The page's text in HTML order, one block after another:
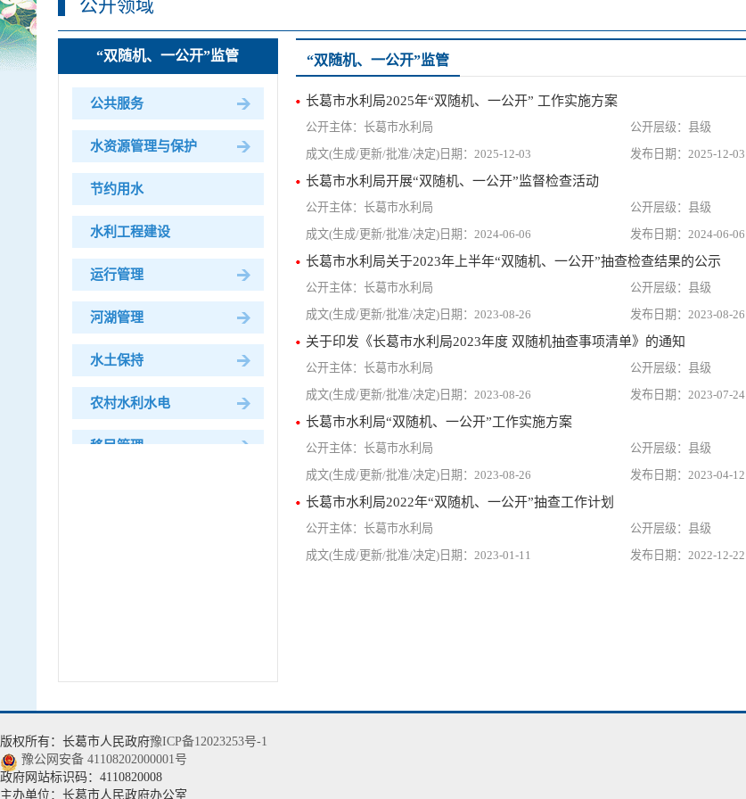
公开领域
“双随机、一公开”监管
公共服务
水资源管理与保护
节约用水
水利工程建设
运行管理
河湖管理
水土保持
农村水利水电
移民管理
水资源调度
“双随机、一公开”监管
长葛市水利局2025年“双随机、一公开” 工作实施方案
长葛市水利局
县级
2025-12-03
2025-12-03
长葛市水利局开展“双随机、一公开”监督检查活动
长葛市水利局
县级
2024-06-06
2024-06-06
长葛市水利局关于2023年上半年“双随机、一公开”抽查检查结果的公示
长葛市水利局
县级
2023-08-26
2023-08-26
关于印发《长葛市水利局2023年度 双随机抽查事项清单》的通知
长葛市水利局
县级
2023-08-26
2023-07-24
长葛市水利局“双随机、一公开”工作实施方案
长葛市水利局
县级
2023-08-26
2023-04-12
长葛市水利局2022年“双随机、一公开”抽查工作计划
长葛市水利局
县级
2023-01-11
2022-12-22
版权所有：长葛市人民政府豫ICP备12023253号-1
豫公网安备 41108202000001号
政府网站标识码：4110820008
主办单位：长葛市人民政府办公室